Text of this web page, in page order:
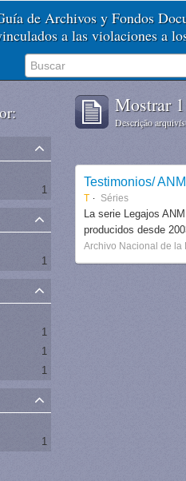
de Archivos y Fondos
a las violaciones a
1
1
1
1
1
1
Mostrar
Descrição
Testimonios/ ANM
T Séries
La serie Legajos
producidos desde
Archivo Nacional de la